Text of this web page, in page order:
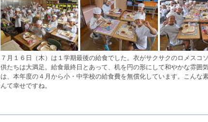
７月１６日（木）は１学期最後の給食でした。衣がサクサクのロメスコ
供たちは大満足。給食最終日とあって、机を円の形にして和やかな雰囲
は、本年度の４月から小・中学校の給食費を無償化しています。こんな
んて幸せですね。